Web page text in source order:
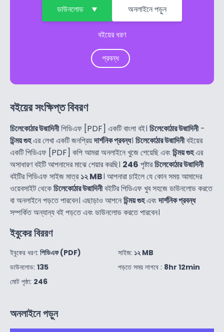
ডাউনলোড অনলাইনে পড়ুন
বইয়ের ধরণ
প্রবন্ধ
বইয়ের সংক্ষিপ্ত বিবরণ
চিলেকোঠার উদ্মাদিনীপিডিএফ [PDF] একটি বাংলা বই। চিলেকোঠার উদ্মাদিনী-
চিন্ময় গুহএর লেখা একটি জনপ্রিয়দার্শনিক প্রবন্ধ। চিলেকোঠার উদ্মাদিনীবইয়ের
একটি পিডিএফ [PDF] কপি আমরা অনলাইনে খুজে পেয়েছি এবংচিন্ময় গুহএর
অসাধারণ বইটি আপনাদের মাঝে শেয়ার করছি। 246 পৃষ্টারচিলেকোঠার উদ্মাদিনী
বইটির পিডিএফ সাইজ মাত্র১২ MB। আপনারা চাইলে যে কোন সময় আমাদের
ওয়েবসাইট থেকেচিলেকোঠার উদ্মাদিনীবইটির পিডিএফ খুব সহজে ডাউনলোড করতে
বা অনলাইনে পড়তে পারবেন। এছাড়াও আপনেচিন্ময় গুহএবংদার্শনিক প্রবন্ধ
সম্পর্কিত অন্যান্য বই পড়তে এবং ডাউনলোড করতে পারবেন।
ইবুকের বিররণ
ইবুকের ধরণ: পিডিএফ (PDF)
ডাউনলোড: 135
মোট পৃষ্ঠা: 246
সাইজ: ১২ MB
পড়তে সময় লাগবে : 8hr 12min
অনলাইনে পড়ুন